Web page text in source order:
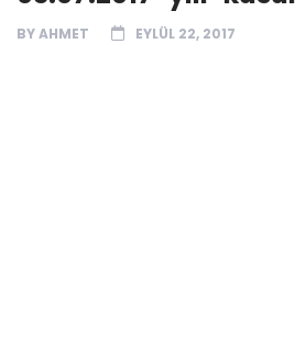
BYAHMET EYLÜL 22, 2017